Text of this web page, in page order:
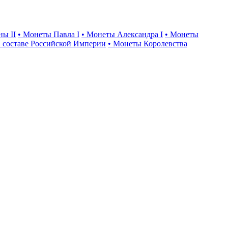
II • Монеты Павла I • Монеты Александра I • Монеты
Российской Империи • Монеты Королевства